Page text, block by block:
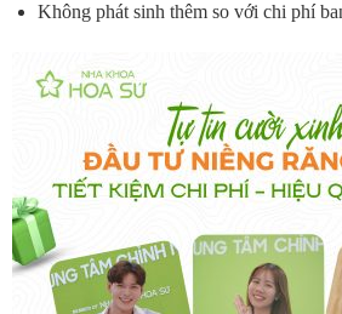
Không phát sinh thêm so với chi phí